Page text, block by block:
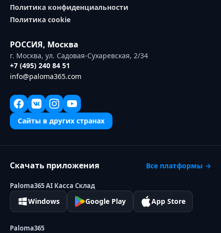
Политика конфиденциальности
Политика cookie
РОССИЯ, Москва
г. Москва, ул. Садовая-Сухаревская, 2/34
+7 (495) 240 84 51
info@paloma365.com
Сайты в других странах
Скачать приложения Все платформы →
Paloma365 AI Касса Склад
Windows Google Play App Store
Paloma365